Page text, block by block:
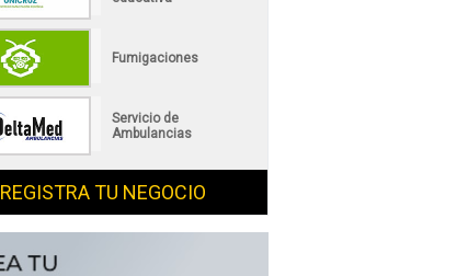
Fumigaciones
Servicio de
Ambulancias
REGISTRA TU NEGOCIO